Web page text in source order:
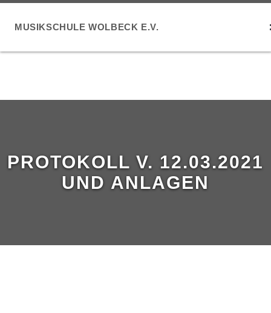
MUSIKSCHULE WOLBECK E.V.
PROTOKOLL V. 12.03.2021
UND ANLAGEN